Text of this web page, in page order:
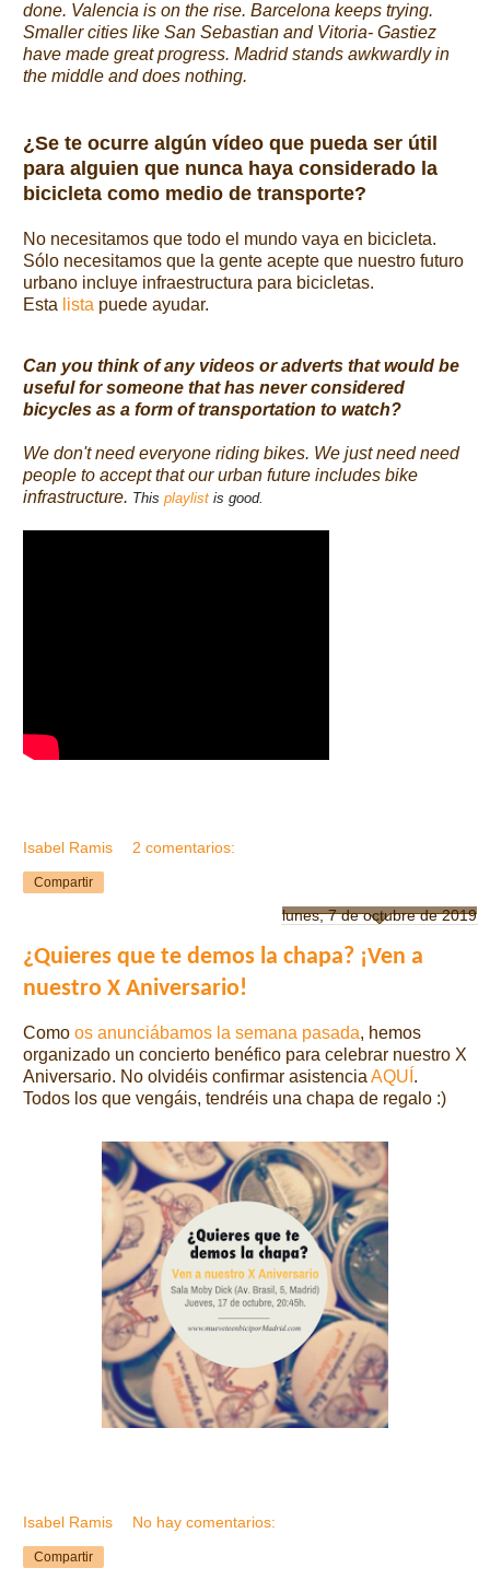
done. Valencia is on the rise. Barcelona keeps trying.
Smaller cities like San Sebastian and Vitoria- Gastiez
have made great progress. Madrid stands awkwardly in
the middle and does nothing.
¿Se te ocurre algún vídeo que pueda ser útil
para alguien que nunca haya considerado la
bicicleta como medio de transporte?
No necesitamos que todo el mundo vaya en bicicleta.
Sólo necesitamos que la gente acepte que nuestro futuro
urbano incluye infraestructura para bicicletas.
Esta lista puede ayudar.
Can you think of any videos or adverts that would be
useful for someone that has never considered
bicycles as a form of transportation to watch?
We don't need everyone riding bikes. We just need need
people to accept that our urban future includes bike
infrastructure. This playlist is good.
Isabel Ramis 2 comentarios:
Compartir
lunes, 7 de octubre de 2019
¿Quieres que te demos la chapa? ¡Ven a
nuestro X Aniversario!
Como os anunciábamos la semana pasada, hemos
organizado un concierto benéfico para celebrar nuestro X
Aniversario. No olvidéis confirmar asistencia AQUÍ .
Todos los que vengáis, tendréis una chapa de regalo :)
Isabel Ramis No hay comentarios:
Compartir